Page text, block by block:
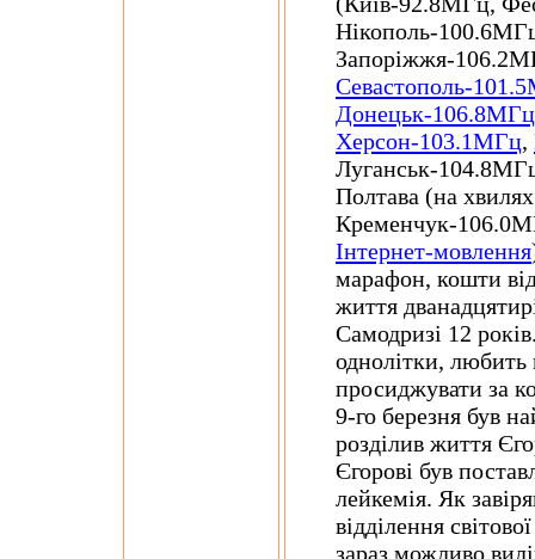
Нікополь-
Запоріжжя-
Севастополь-
Донецьк-106.8МГц
Херсон-103.1МГц,
Луганськ-
Полтава (на
Кременчук-
Інтернет-мовлення
марафон, кошти
життя
Самодризі 12
однолітки,
просиджувати за
9-го березня був
розділив життя
Єгорові був
лейкемія. Як
відділення
зараз можливо